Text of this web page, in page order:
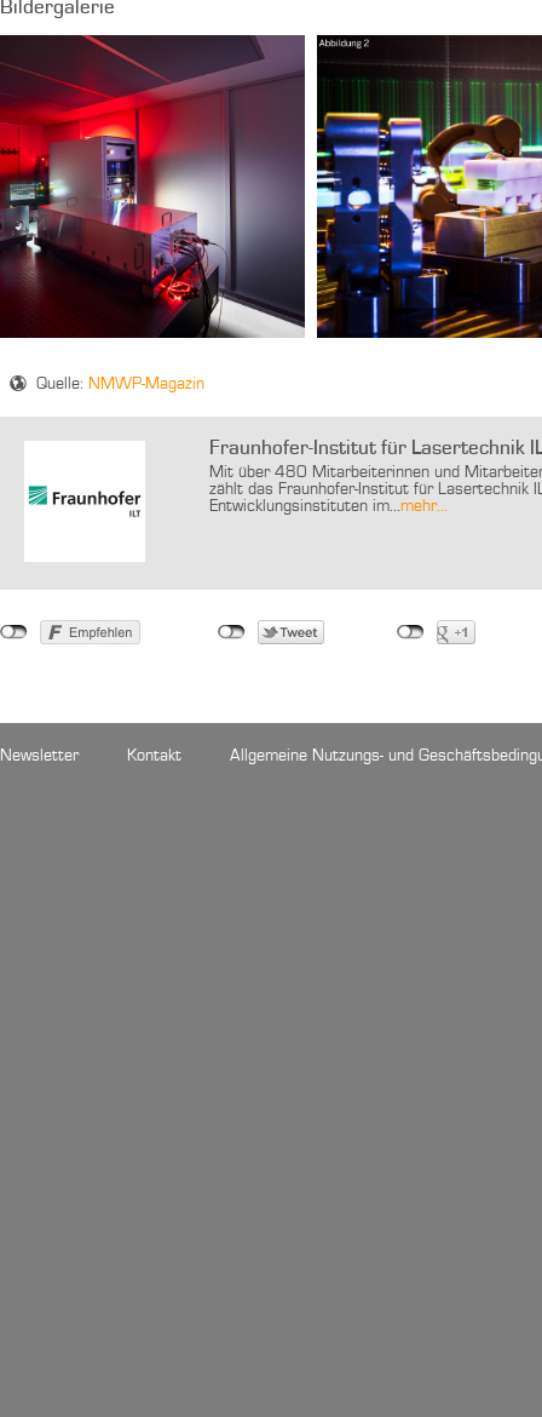
Bildergalerie
Quelle: NMWP-Magazin
Fraunhofer-Institut für Lasertechnik
Mit über 480 Mitarbeiterinnen und
zählt das Fraunhofer-Institut für Lasertechnik
Entwicklungsinstituten im...mehr...
Newsletter Kontakt Allgemeine Nutzungs- und